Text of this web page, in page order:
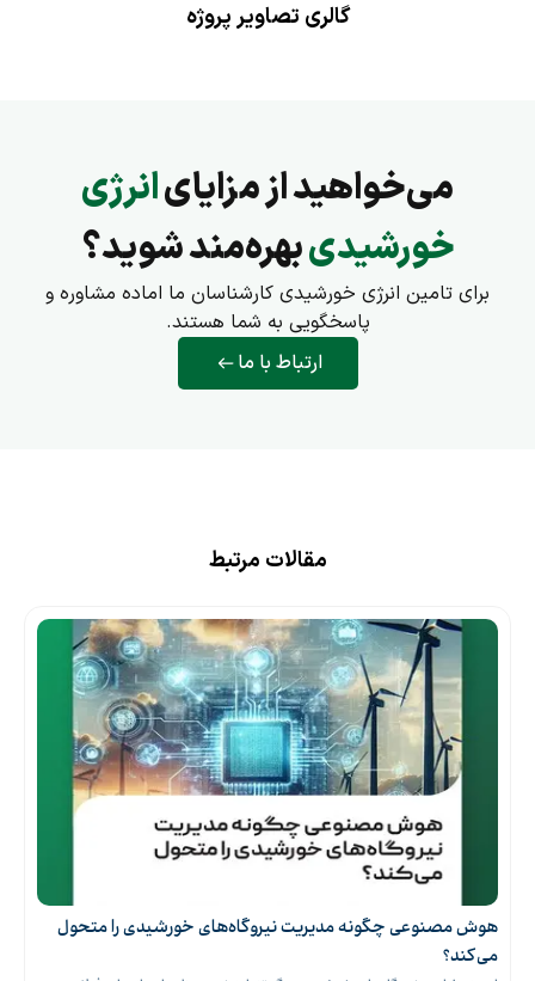
گالری تصاویر پروژه
می‌خواهید از مزایایانرژی
خورشیدیبهره‌مند شوید؟
برای تامین انرژی خورشیدی کارشناسان ما اماده مشاوره و
پاسخگویی به شما هستند.
ارتباط با ما
مقالات مرتبط
هوش مصنوعی چگونه مدیریت نیروگاه‌های خورشیدی را متحول
می‌کند؟